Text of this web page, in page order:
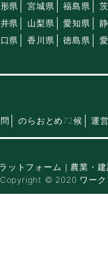
県 宮城県 福島県
県 山梨県 愛知県
県 香川県 徳島県
のらおとめ72候 運
ットフォーム｜農業・
Copyright © 2020 ワーク